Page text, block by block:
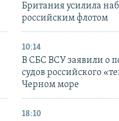
Британия усилила
российским флотом
10:14
В СБС ВСУ заявили о
судов российского
Черном море
18:10